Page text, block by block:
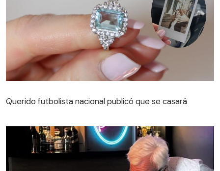
Querido futbolista nacional publicó que se casará